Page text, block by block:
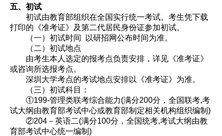
五、初试
初试由教育部组织在全国实行统一考试。考生凭下载
打印的《准考证》及第二代居民身份证参加初试。
（一）初试时间 以研招网公布时间为准。
（二）初试地点
由考生本人选定的报考点负责安排，详见《准考证》
或咨询所选报考点。
深圳大学考点的考试地点安排以《准考证》为准。
（三）初试科目：
①199-管理类联考综合能力(满分200分，全国联考,考
试大纲由教育部考试中心或教育部制定相关机构组织编制)
②204－英语二(满分100分，全国统考,考试大纲由教
育部考试中心统一编制)